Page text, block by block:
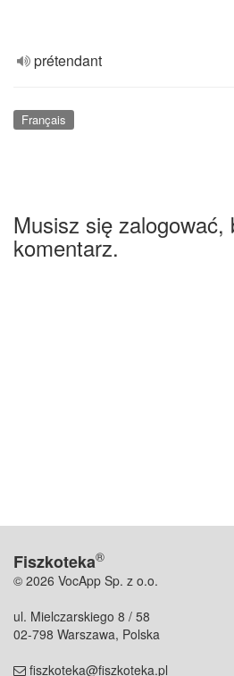
prétendant
Français
Musisz się
komentarz.
Fiszkoteka®
© 2026 VocApp Sp. z o.o.
ul. Mielczarskiego 8 / 58
02-798 Warszawa, Polska
fiszkoteka@fiszkoteka.pl